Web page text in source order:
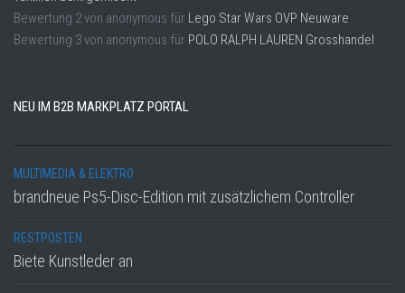
Bewertung 2von anonymous für Lego Star Wars OVP Neuware
Bewertung 3von anonymous für POLO RALPH LAUREN Grosshandel
NEU IM B2B MARKPLATZ PORTAL
MULTIMEDIA & ELEKTRO
brandneue Ps5-Disc-Edition mit zusätzlichem Controller
RESTPOSTEN
Biete Kunstleder an